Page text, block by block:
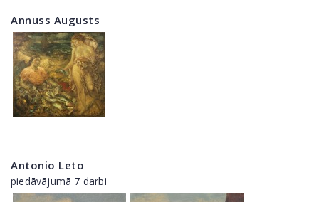
Annuss Augusts
Antonio Leto
piedāvājumā 7 darbi